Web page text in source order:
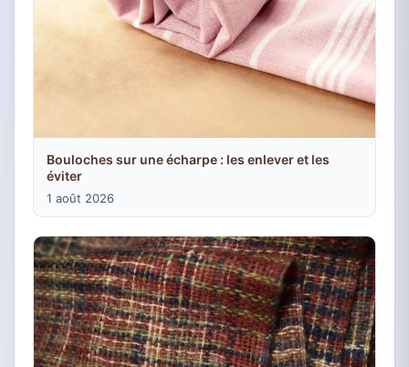
Bouloches sur une écharpe : les enlever et les
éviter
1 août 2026